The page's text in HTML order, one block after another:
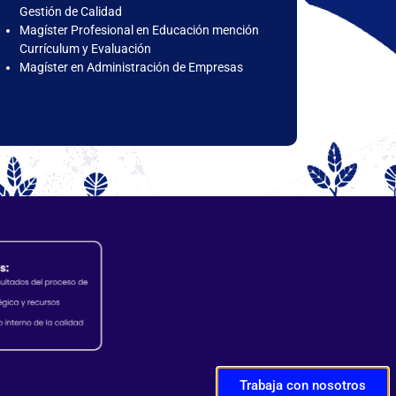
Gestión de Calidad
Magíster Profesional en Educación mención
Currículum y Evaluación
Magíster en Administración de Empresas
Trabaja con nosotros